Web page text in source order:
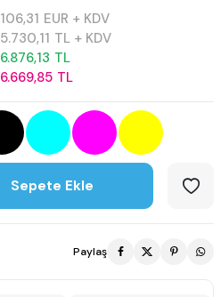
106,31 EUR + KDV
5.730,11 TL + KDV
6.876,13 TL
6.669,85 TL
Sepete Ekle
Paylaş